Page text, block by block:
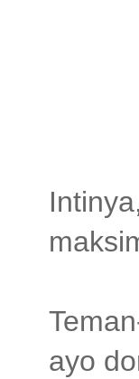
ayo